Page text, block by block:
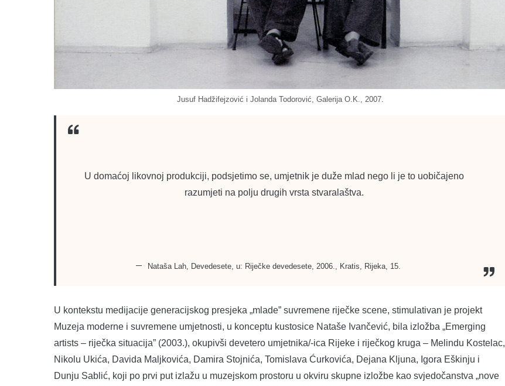
Jusuf Hadžifejzović i Jolanda Todorović, Galerija O.K., 2007.
U domaćoj likovnoj produkciji, podsjetimo se, umjetnik je duže mlad nego li je to uobičajeno
razumjeti na polju drugih vrsta stvaralaštva.
Nataša Lah, Devedesete, u: Riječke devedesete, 2006., Kratis, Rijeka, 15.
U kontekstu medijacije generacijskog presjeka „mlade” suvremene riječke scene, stimulativan je projekt
Muzeja moderne i suvremene umjetnosti, u konceptu kustosice Nataše Ivančević, bila izložba „Emerging
artists – riječka situacija” (2003.), okupivši devetero umjetnika/-ica Rijeke i riječkog kruga – Melindu Kostelac,
Nikolu Ukića, Davida Maljkovića, Damira Stojnića, Tomislava Ćurkovića, Dejana Kljuna, Igora Eškinju i
Dunju Sablić, koji po prvi put izlažu u muzejskom prostoru u okviru skupne izložbe kao svjedočanstva „nove